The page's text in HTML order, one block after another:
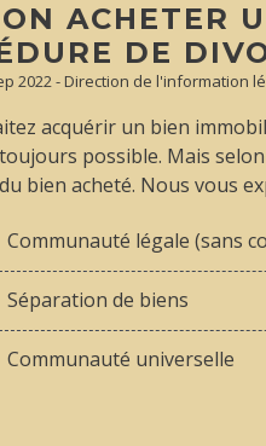
ACHETER
DE
2022 - Direction de l'information
acquérir un bien
possible. Mais
bien acheté. Nous vous
Communauté légale (sans
Séparation de biens
Communauté universelle